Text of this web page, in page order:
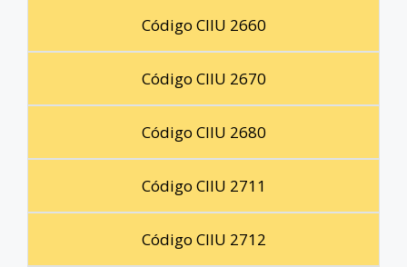
Código CIIU 2660
Código CIIU 2670
Código CIIU 2680
Código CIIU 2711
Código CIIU 2712